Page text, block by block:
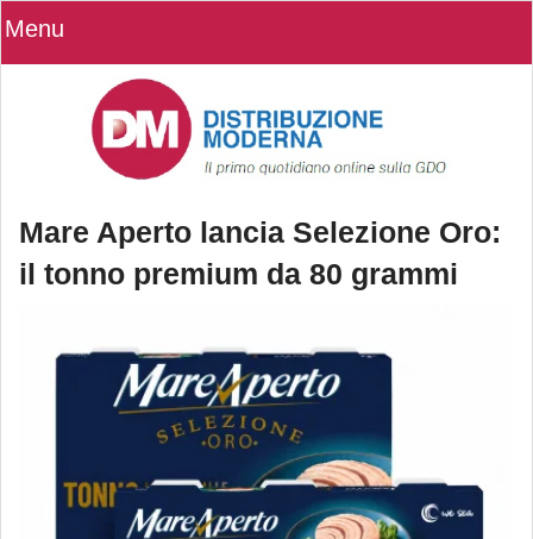
Menu
Mare Aperto lancia Selezione Oro:
il tonno premium da 80 grammi